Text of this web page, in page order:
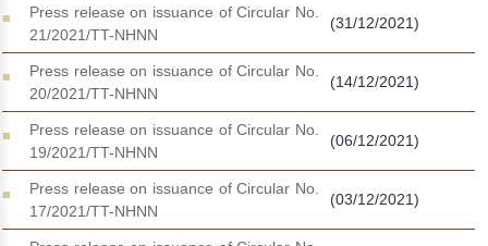
Press release on issuance of Circular No.
21/2021/TT-NHNN
(31/12/2021)
Press release on issuance of Circular No.
20/2021/TT-NHNN
(14/12/2021)
Press release on issuance of Circular No.
19/2021/TT-NHNN
(06/12/2021)
Press release on issuance of Circular No.
17/2021/TT-NHNN
(03/12/2021)